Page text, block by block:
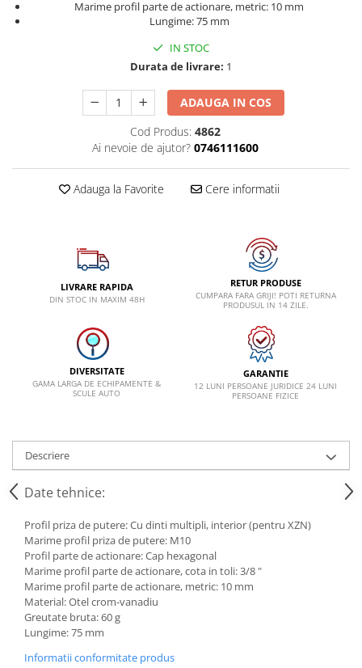
Dispozitive pentru anvelope
Mazda
Porsche
Dispozitive magnetice, oglinzi,
Marime profil parte de actionare, metric: 10 mm
Lungime: 75 mm
IN STOC
Durata de livrare: 1
ADAUGA IN COS
Cod Produs: 4862
Ai nevoie de ajutor? 0746111600
Adauga la Favorite Cere informatii
LIVRARE RAPIDA
DIN STOC IN MAXIM 48H
RETUR PRODUSE
CUMPARA FARA GRIJI! POTI RETURNA
PRODUSUL IN 14 ZILE.
DIVERSITATE
GAMA LARGA DE ECHIPAMENTE &
SCULE AUTO
GARANTIE
12 LUNI PERSOANE JURIDICE 24 LUNI
PERSOANE FIZICE
Descriere
Date tehnice:
Profil priza de putere: Cu dinti multipli, interior (pentru XZN)
Marime profil priza de putere: M10
Profil parte de actionare: Cap hexagonal
Marime profil parte de actionare, cota in toli: 3/8 "
Marime profil parte de actionare, metric: 10 mm
Material: Otel crom-vanadiu
Greutate bruta: 60 g
Lungime: 75 mm
Informatii conformitate produs